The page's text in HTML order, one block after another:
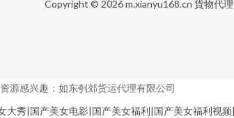
Copyright © 2026m.xianyu168.cn 貨物代
源感兴趣：如东刳郊货运代理有限公司
大秀|国产美女电影|国产美女福利|国产美女福利视